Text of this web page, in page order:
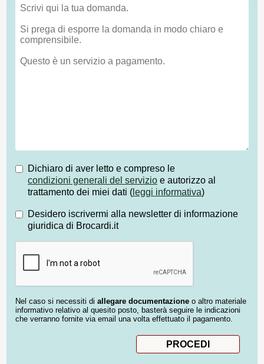
Dichiaro di aver letto e compreso le
condizioni generali del servizio e autorizzo al
trattamento dei miei dati ( leggi informativa)
Desidero iscrivermi alla newsletter di informazione
giuridica di Brocardi.it
Nel caso si necessiti di allegare documentazione o altro materiale
informativo relativo al quesito posto, basterà seguire le indicazioni
che verranno fornite via email una volta effettuato il pagamento.